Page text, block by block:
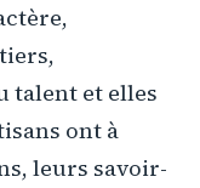
talent et elles
ont à
leurs savoir-